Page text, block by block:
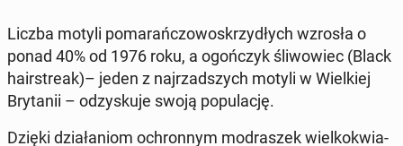
Liczba motyli po­ma­rań­czo­wo­skrzy­dłych wzrosła o
ponad 40% od 1976 roku, a ogoń­czyk śli­wo­wiec (Black
ha­ir­stre­ak)– jeden z naj­rzad­szych motyli w Wiel­kiej
Bry­ta­nii – od­zy­sku­je swoją po­pu­la­cję.
Dzięki dzia­ła­niom ochron­nym mo­dra­szek wiel­ko­kwia­